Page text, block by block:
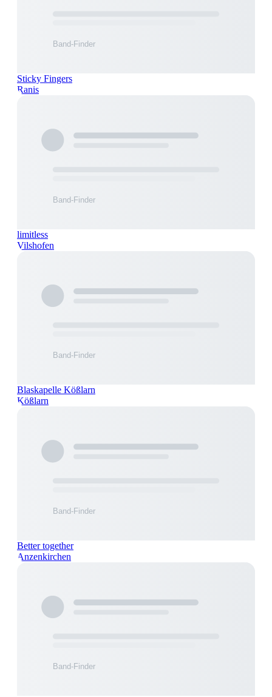
Sticky Fingers
Ranis
limitless
Vilshofen
Blaskapelle Kößlarn
Kößlarn
Better together
Anzenkirchen